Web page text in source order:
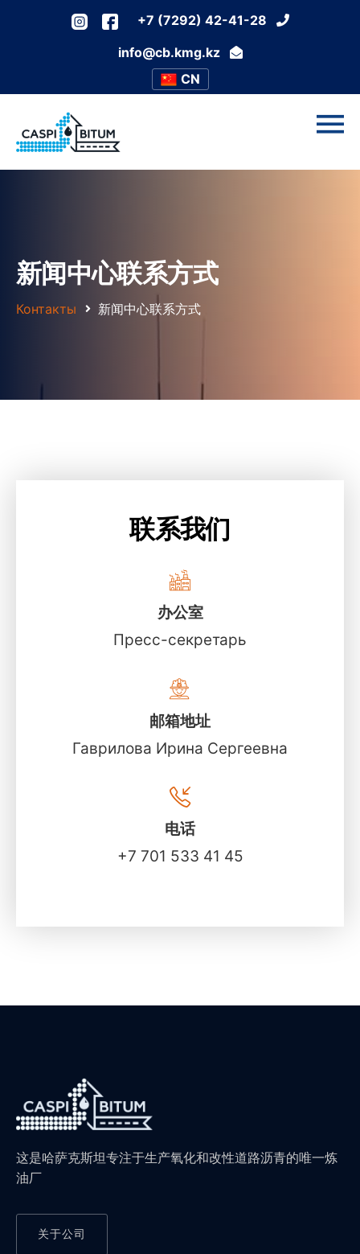
+7 (7292) 42-41-28
info@cb.kmg.kz
CN
新闻中心联系方式
Контакты 新闻中心联系方式
联系我们
办公室
Пресс-секретарь
邮箱地址
Гаврилова Ирина Сергеевна
电话
+7 701 533 41 45
这是哈萨克斯坦专注于生产氧化和改性道路沥青的唯一炼
油厂
关于公司